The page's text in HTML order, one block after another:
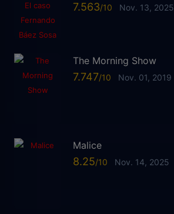
7.563 Nov. 13, 2025
The Morning Show
7.747 Nov. 01, 2019
Malice
8.25 Nov. 14, 2025